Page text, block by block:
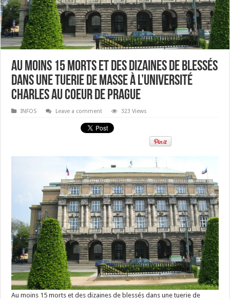
Au moins 15 morts et des dizaines de blessés
dans une tuerie de masse à l’université
Charles au coeur de Prague
INFOS Leave a comment 323 Views
Au moins 15 morts et des dizaines de blessés dans une tuerie de